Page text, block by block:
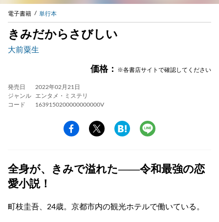
電子書籍 単行本
きみだからさびしい
大前粟生
価格： ※各書店サイトで確認してください
発売日
2022年02月21日
ジャンル
エンタメ・ミステリ
コード
1639150200000000000V
全身が、きみで溢れた――令和最強の恋
愛小説！
町枝圭吾、24歳。京都市内の観光ホテルで働いている。